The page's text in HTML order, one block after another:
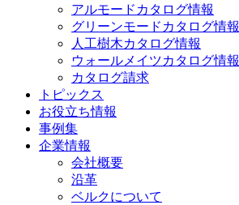
アルモードカタログ情報
グリーンモードカタログ情報
人工樹木カタログ情報
ウォールメイツカタログ情報
カタログ請求
トピックス
お役立ち情報
事例集
企業情報
会社概要
沿革
ベルクについて